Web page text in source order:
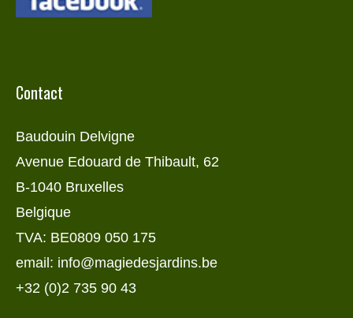
Contact
Baudouin Delvigne
Avenue Edouard de Thibault, 62
B-1040 Bruxelles
Belgique
TVA: BE0809 050 175
email: info@magiedesjardins.be
+32 (0)2 735 90 43